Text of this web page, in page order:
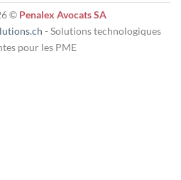
© Penalex Avocats SA
- Solutions technologiques
pour les PME